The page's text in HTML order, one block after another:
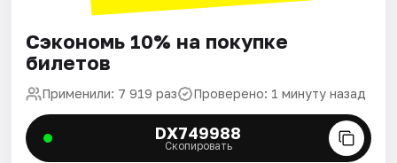
Сэкономь 10% на покупке
билетов
Применили: 7 919 раз Проверено: 1 минуту назад
DX749988
Скопировать